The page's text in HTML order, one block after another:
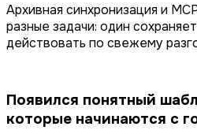
Архивная синхронизация и
разные задачи: один
действовать по свежему
Появился понятный
которые начинаются с